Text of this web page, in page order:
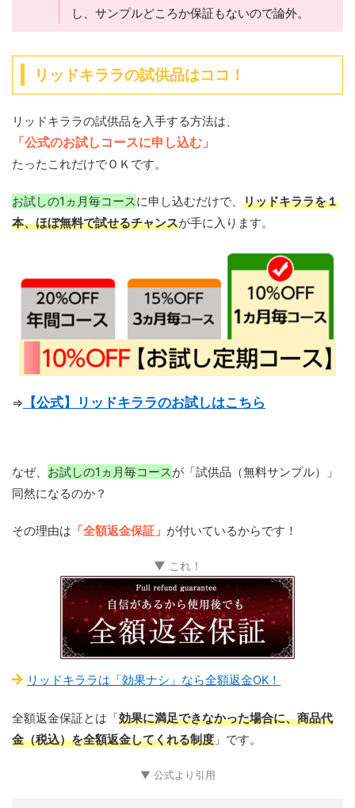
し、サンプルどころか保証もないので論外。
リッドキララの試供品はココ！
リッドキララの試供品を入手する方法は、
「公式のお試しコースに申し込む」
たったこれだけでＯＫです。
お試しの1ヵ月毎コースに申し込むだけで、 リッドキララを１
本、ほぼ無料で試せるチャンスが手に入ります。
⇒ 【公式】リッドキララのお試しはこちら
なぜ、 お試しの1ヵ月毎コースが「試供品（無料サンプル）」
同然になるのか？
その理由は 「全額返金保証」 が付いているからです！
▼ これ！
リッドキララは「効果ナシ」なら全額返金OK！
全額返金保証とは「効果に満足できなかった場合に、商品代
金（税込）を全額返金してくれる制度 」です。
▼ 公式より引用